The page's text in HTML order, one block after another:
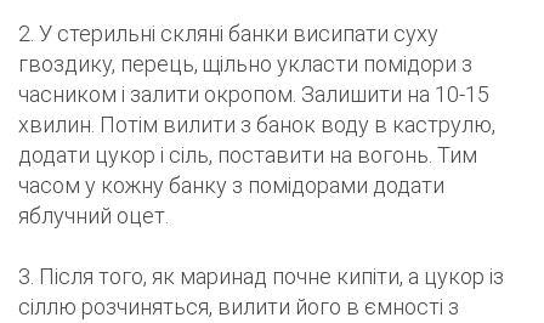
2. У стерильні скляні банки висипати суху
гвоздику, перець, щільно укласти помідори з
часником і залити окропом. Залишити на 10-15
хвилин. Потім вилити з банок воду в каструлю,
додати цукор і сіль, поставити на вогонь. Тим
часом у кожну банку з помідорами додати
яблучний оцет.
3. Після того, як маринад почне кипіти, а цукор із
сіллю розчиняться, вилити його в ємності з